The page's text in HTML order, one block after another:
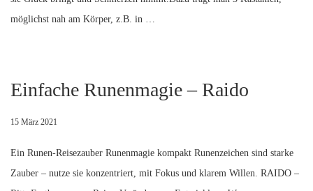
möglichst nah am Körper, z.B. in …
Einfache Runenmagie – Raido
15 März 2021
Ein Runen-Reisezauber Runenmagie kompakt Runenzeichen sind starke
Zauber – nutze sie konzentriert, mit Fokus und klarem Willen. RAIDO –